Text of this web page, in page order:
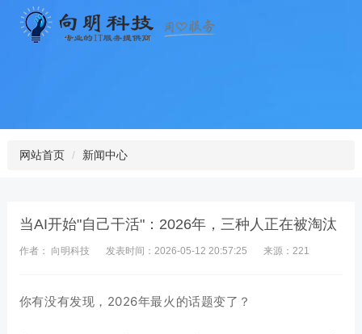
网站首页 新闻中心
当AI开始"自己干活"：2026年，三种人正在被淘汰
作者： 向明科技 发表时间：2026-05-12 20:57:25 来源：221
你有没有发现，2026年最火的话题变了？